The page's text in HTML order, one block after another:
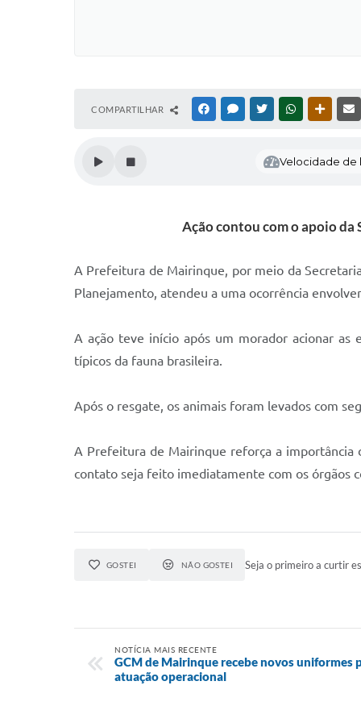
COMPARTILHAR FACEBOOKMESSENGER
TWITTERWHATSAPP
Velocidade de
Ação contou com o apoio
A Prefeitura de Mairinque, por meio da
Planejamento, atendeu a uma ocorrência
A ação teve início após um morador acionar as
típicos da fauna brasileira.
Após o resgate, os animais foram levados com
A Prefeitura de Mairinque reforça a importância
contato seja feito imediatamente com os órgãos
GOSTEI NÃO GOSTEI Seja o primeiro a curtir
NOTÍCIA MAIS RECENTE
GCM de Mairinque recebe novos uniformes
atuação operacional